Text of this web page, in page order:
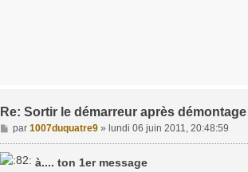
Re: Sortir le démarreur après démontage
M
e
s
par 1007duquatre9» lundi 06 juin 2011, 20:48:59
à.... ton 1er message